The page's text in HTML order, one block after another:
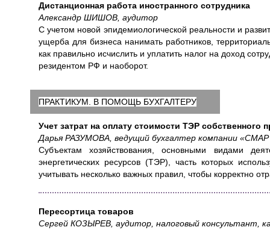
Дистанционная работа иностранного сотрудника
Александр ШИШОВ, аудитор
С учетом новой эпидемиологической реальности и
ущерба для бизнеса нанимать работников,
как правильно исчислить и уплатить налог на доход
резидентом РФ и наоборот.
ПРАКТИКУМ. В ПОМОЩЬ БУХГАЛТЕРУ
Учет затрат на оплату стоимости ТЭР собственного
Дарья РАЗУМОВА, ведущий бухгалтер компании
Субъектам хозяйствования, основными видами
энергетических ресурсов (ТЭР), часть которых
учитывать несколько важных правил, чтобы корректно
Пересортица товаров
Сергей КОЗЫРЕВ, аудитор, налоговый консультант,